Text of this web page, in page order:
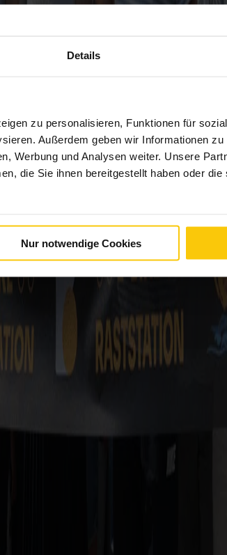
Details
zu personalisieren, Funktionen für
Außerdem geben wir Informationen
Werbung und Analysen weiter. Unsere
die Sie ihnen bereitgestellt haben oder
Nur notwendige Cookies